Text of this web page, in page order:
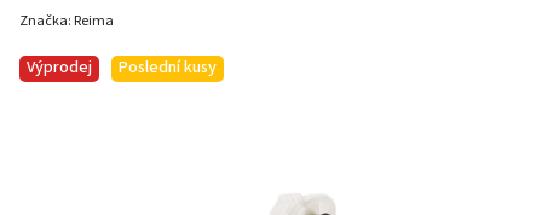
Výprodej Poslední kusy
Značka: Reima